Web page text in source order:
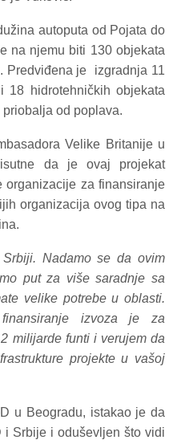
autoputa od Pojata do
na njemu biti 130 objekata
Predviđena je izgradnja 11
18 hidrotehničkih objekata
od poplava.
Velike Britanije u
da je ovaj projekat
organizacije za finansiranje
organizacija ovog tipa na
Nadamo se da ovim
put za više saradnje sa
velike potrebe u oblasti.
izvoza je za
milijarde funti i verujem da
projekte u vašoj
u Beogradu, istakao je da
i Srbije i oduševljen što vidi